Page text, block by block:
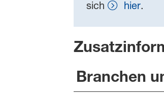
sich
hier.
Branchen